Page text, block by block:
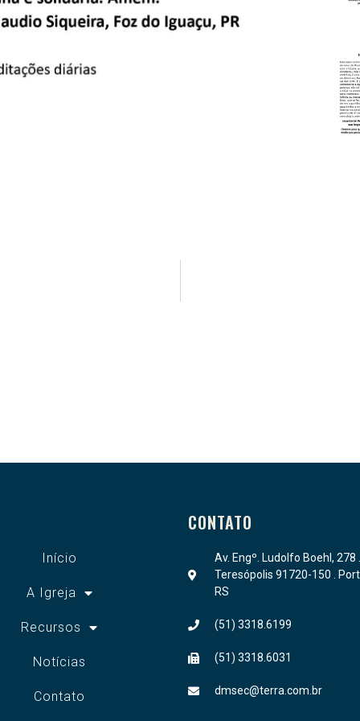
Início
A Igreja
Recursos
Notícias
Contato
CONTATO
Av. Engº. Ludolfo Boehl, 278 .
Teresópolis 91720-150 .
RS
(51) 3318.6199
(51) 3318.6031
dmsec@terra.com.br